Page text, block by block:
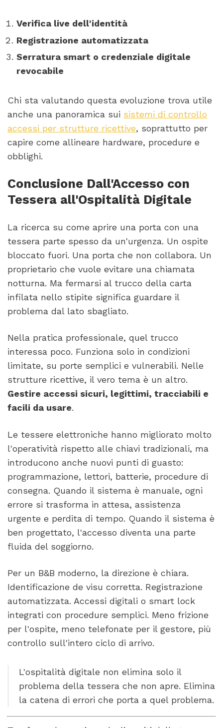
Verifica live dell'identità
Registrazione automatizzata
Serratura smart o credenziale digitale
revocabile
Chi sta valutando questa evoluzione trova utile
anche una panoramica sui sistemi di controllo
accessi per strutture ricettive, soprattutto per
capire come allineare hardware, procedure e
obblighi.
Conclusione Dall'Accesso con
Tessera all'Ospitalità Digitale
La ricerca su come aprire una porta con una
tessera parte spesso da un'urgenza. Un ospite
bloccato fuori. Una porta che non collabora. Un
proprietario che vuole evitare una chiamata
notturna. Ma fermarsi al trucco della carta
infilata nello stipite significa guardare il
problema dal lato sbagliato.
Nella pratica professionale, quel trucco
interessa poco. Funziona solo in condizioni
limitate, su porte semplici e vulnerabili. Nelle
strutture ricettive, il vero tema è un altro.
Gestire accessi sicuri, legittimi, tracciabili e
facili da usare.
Le tessere elettroniche hanno migliorato molto
l'operatività rispetto alle chiavi tradizionali, ma
introducono anche nuovi punti di guasto:
programmazione, lettori, batterie, procedure di
consegna. Quando il sistema è manuale, ogni
errore si trasforma in attesa, assistenza
urgente e perdita di tempo. Quando il sistema è
ben progettato, l'accesso diventa una parte
fluida del soggiorno.
Per un B&B moderno, la direzione è chiara.
Identificazione de visu corretta. Registrazione
automatizzata. Accessi digitali o smart lock
integrati con procedure semplici. Meno frizione
per l'ospite, meno telefonate per il gestore, più
controllo sull'intero ciclo di arrivo.
L'ospitalità digitale non elimina solo il
problema della tessera che non apre. Elimina
la catena di errori che porta a quel problema.